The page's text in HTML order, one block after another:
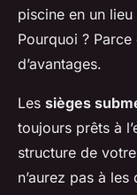
piscine en un
Pourquoi ?
d’avantages.
Les sièges
toujours prêts à
structure de
n’aurez pas à